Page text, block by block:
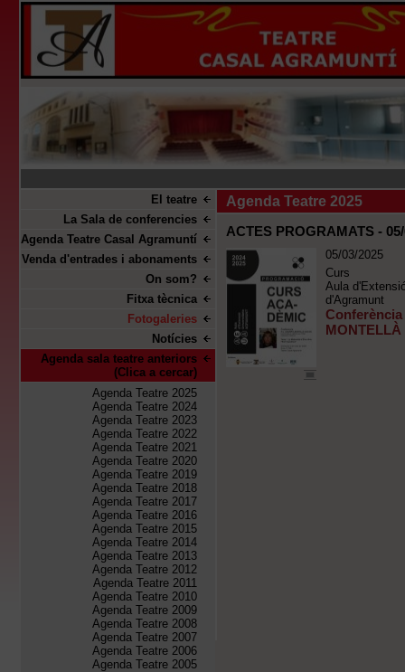
El teatre
La Sala de conferencies
Agenda Teatre Casal Agramuntí
Venda d'entrades i abonaments
On som?
Fitxa tècnica
Fotogaleries
Notícies
Agenda sala teatre anteriors
(Clica a cercar)
Agenda Teatre 2025
Agenda Teatre 2024
Agenda Teatre 2023
Agenda Teatre 2022
Agenda Teatre 2021
Agenda Teatre 2020
Agenda Teatre 2019
Agenda Teatre 2018
Agenda Teatre 2017
Agenda Teatre 2016
Agenda Teatre 2015
Agenda Teatre 2014
Agenda Teatre 2013
Agenda Teatre 2012
Agenda Teatre 2011
Agenda Teatre 2010
Agenda Teatre 2009
Agenda Teatre 2008
Agenda Teatre 2007
Agenda Teatre 2006
Agenda Teatre 2005
Agenda Teatre 2025
ACTES PROGRAMATS -
05/03/2025
Curs
Aula
d'Agramunt
Conferència
MONTELLÀ